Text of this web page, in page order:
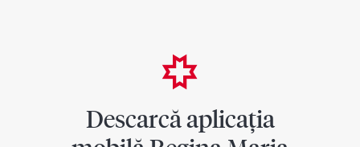
Descarcă aplicația